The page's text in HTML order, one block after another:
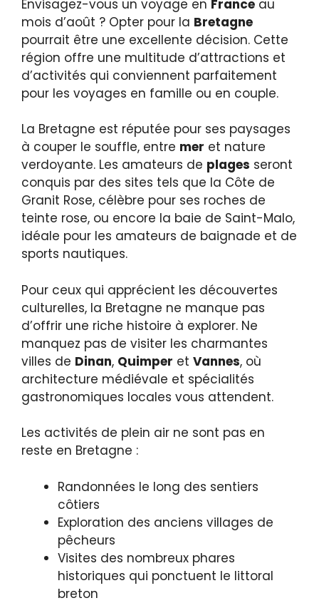
Envisagez-vous un voyage en France au
mois d’août ? Opter pour la Bretagne
pourrait être une excellente décision. Cette
région offre une multitude d’attractions et
d’activités qui conviennent parfaitement
pour les voyages en famille ou en couple.
La Bretagne est réputée pour ses paysages
à couper le souffle, entre mer et nature
verdoyante. Les amateurs de plages seront
conquis par des sites tels que la Côte de
Granit Rose, célèbre pour ses roches de
teinte rose, ou encore la baie de Saint-Malo,
idéale pour les amateurs de baignade et de
sports nautiques.
Pour ceux qui apprécient les découvertes
culturelles, la Bretagne ne manque pas
d’offrir une riche histoire à explorer. Ne
manquez pas de visiter les charmantes
villes de Dinan, Quimper et Vannes, où
architecture médiévale et spécialités
gastronomiques locales vous attendent.
Les activités de plein air ne sont pas en
reste en Bretagne :
Randonnées le long des sentiers
côtiers
Exploration des anciens villages de
pêcheurs
Visites des nombreux phares
historiques qui ponctuent le littoral
breton